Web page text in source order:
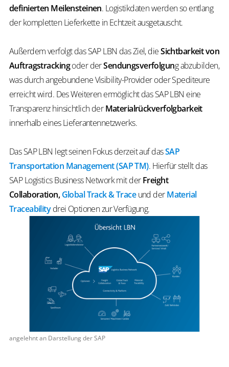
definierten Meilensteinen. Logistikdaten werden so entlang
der kompletten Lieferkette in Echtzeit ausgetauscht.
Außerdem verfolgt das SAP LBN das Ziel, dieSichtbarkeit von
Auftragstrackingoder derSendungsverfolgung abzubilden,
was durch angebundene Visibility-Provider oder Spediteure
erreicht wird. Des Weiteren ermöglicht das SAP LBN eine
Transparenz hinsichtlich derMaterialrückverfolgbarkeit
innerhalb eines Lieferantennetzwerks.
Das SAP LBN legt seinen Fokus derzeit auf dasSAP
Transportation Management (SAP TM). Hierfür stellt das
SAP Logistics Business Network mit derFreight
Collaboration,Global Track & Trace und derMaterial
Traceabilitydrei Optionen zur Verfügung.
angelehnt an Darstellung der SAP